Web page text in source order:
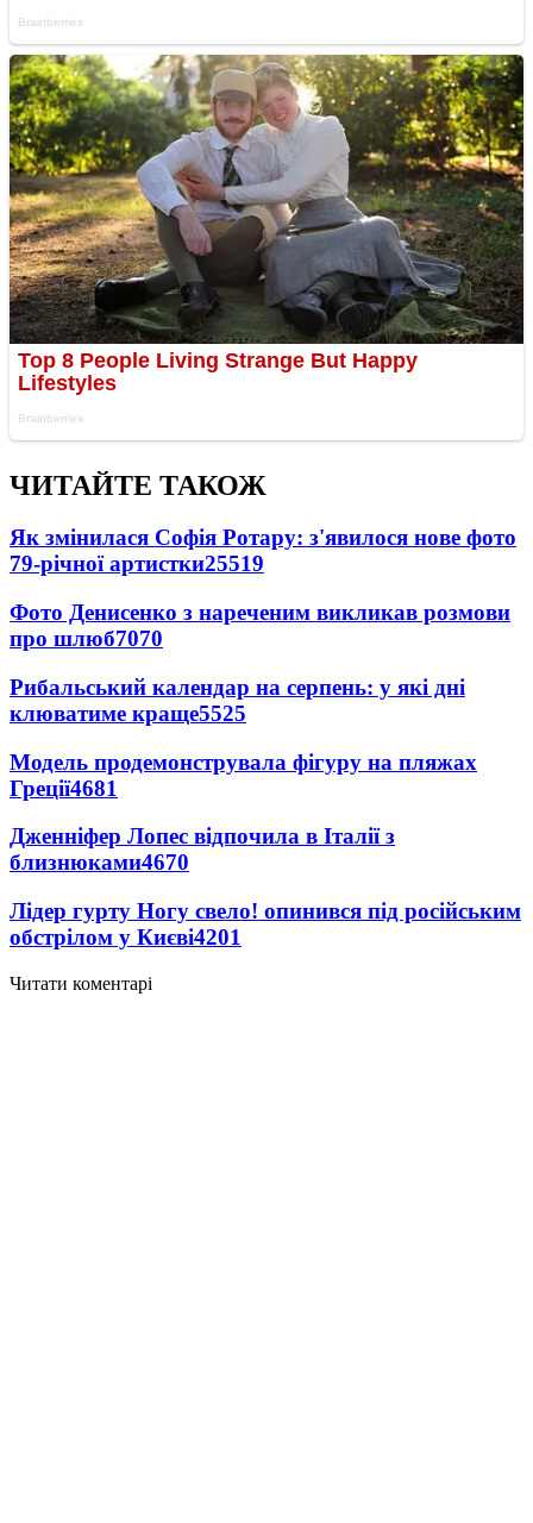
ЧИТАЙТЕ ТАКОЖ
Як змінилася Софія Ротару: з'явилося нове фото
79-річної артистки25519
Фото Денисенко з нареченим викликав розмови
про шлюб7070
Рибальський календар на серпень: у які дні
клюватиме краще5525
Модель продемонструвала фігуру на пляжах
Греції4681
Дженніфер Лопес відпочила в Італії з
близнюками4670
Лідер гурту Ногу свело! опинився під російським
обстрілом у Києві4201
Читати коментарі